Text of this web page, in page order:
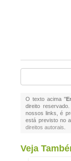
O texto acima "
direito
nossos links, é
está previsto no
direitos autorais
Veja